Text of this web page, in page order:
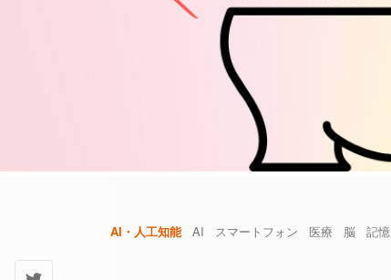
AI・人工知能 AI スマートフォン 医療 脳 記憶